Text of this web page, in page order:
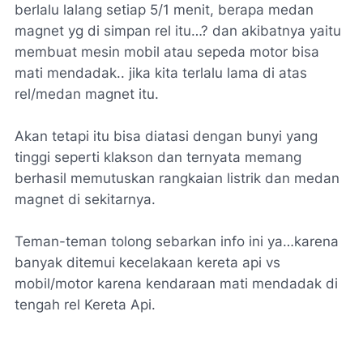
berlalu lalang setiap 5/1 menit, berapa medan
magnet yg di simpan rel itu…? dan akibatnya yaitu
membuat mesin mobil atau sepeda motor bisa
mati mendadak.. jika kita terlalu lama di atas
rel/medan magnet itu.
Akan tetapi itu bisa diatasi dengan bunyi yang
tinggi seperti klakson dan ternyata memang
berhasil memutuskan rangkaian listrik dan medan
magnet di sekitarnya.
Teman-teman tolong sebarkan info ini ya…karena
banyak ditemui kecelakaan kereta api vs
mobil/motor karena kendaraan mati mendadak di
tengah rel Kereta Api.